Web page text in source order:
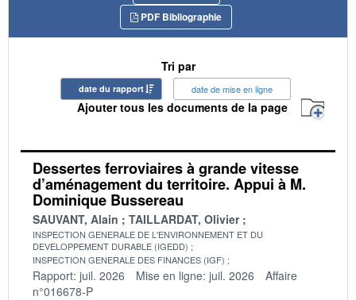
PDF Bibliographie
Tri par
date du rapport date de mise en ligne
Ajouter tous les documents de la page
Dessertes ferroviaires à grande vitesse
d’aménagement du territoire. Appui à M.
Dominique Bussereau
SAUVANT, Alain TAILLARDAT, Olivier
INSPECTION GENERALE DE L'ENVIRONNEMENT ET DU
DEVELOPPEMENT DURABLE (IGEDD)
INSPECTION GENERALE DES FINANCES (IGF)
Rapport: juil. 2026 Mise en ligne: juil. 2026
Affaire
n°016678-P